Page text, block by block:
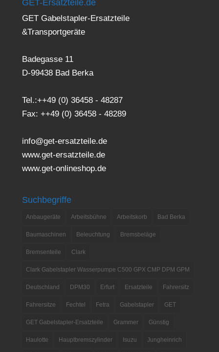
GET-Ersatzteile.de
GET Gabelstapler-Ersatzteile
&Transportgeräte
Badegasse 11
D-99438 Bad Berka
Tel.:++49 (0) 36458 - 48287
Fax: ++49 (0) 36458 - 48289
info@get-ersatzteile.de
www.get-ersatzteile.de
www.get-onlineshop.de
Suchbegriffe
Anbaugeräte Arbeitsbühne Arbeitskorb Bad Berka
Baumaschinen Beleuchtung Bremsbeläge
Bremsenteile Clark
Clark Gabelstapler Wasserpumpe C500 GPX CMP DPM GPM
Deutschland DPM30 Erfurt Ersatzteile Fahrersitz
Fahrersitze Fechtel Fetra Gabelstapler GET
GET Gabelstapler-Ersatzteile Grammer Günstig
Haulotte Hauptbremszylinder Isuzu Jungheinrich